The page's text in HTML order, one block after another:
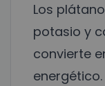
Los
potasio y
convierte